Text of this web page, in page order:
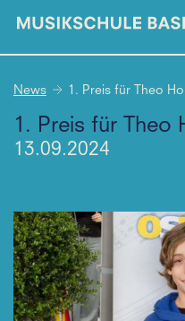
News 1. Preis für Theo
1. Preis für Theo
13.09.2024